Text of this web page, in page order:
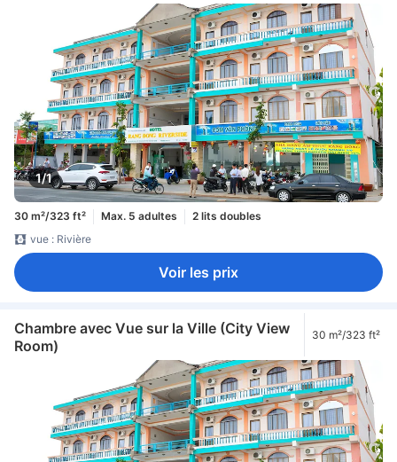
1/1
30 m²/323 ft² Max. 5 adultes
2 lits doubles
vue : Rivière
Voir les prix
Chambre avec Vue sur la Ville (City View
Room)
30 m²/323 ft²